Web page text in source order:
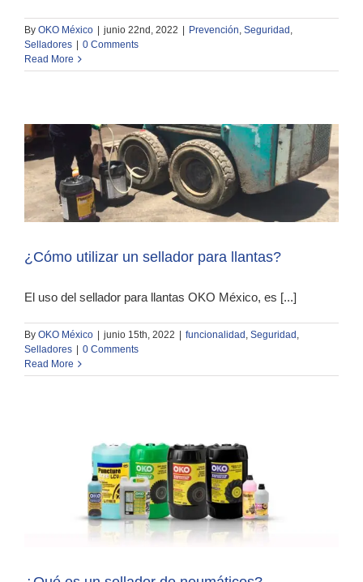
By OKO México | junio 22nd, 2022 | Prevención Seguridad
Selladores | 0 Comments
Read More
¿Cómo utilizar un sellador para llantas?
El uso del sellador para llantas OKO México, es [...]
By OKO México junio 15th, 2022 funcionalidad , Seguridad ,
Selladores
0 Comments
Read More